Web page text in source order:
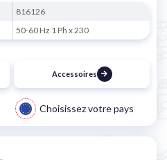
816126
50-60 Hz 1 Ph x 230
Accessoires
Choisissez votre pays